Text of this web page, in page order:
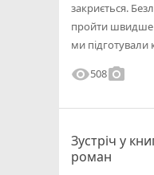
закриється.
пройти швидше
ми підготували
visibility508photo_camera
Зустріч у
роман